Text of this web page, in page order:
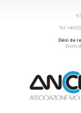
Tél: +49
Déni de
Droits